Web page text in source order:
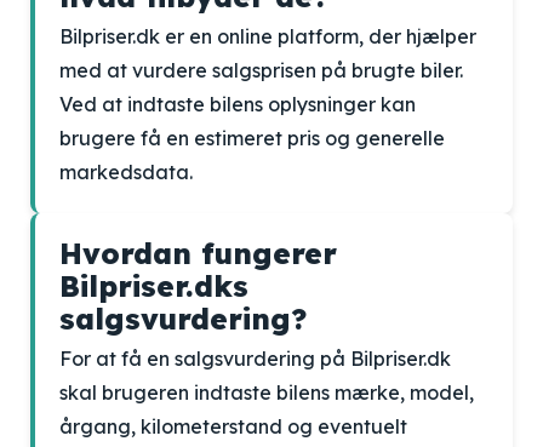
Bilpriser.dk er en online platform, der hjælper
med at vurdere salgsprisen på brugte biler.
Ved at indtaste bilens oplysninger kan
brugere få en estimeret pris og generelle
markedsdata.
Hvordan fungerer
Bilpriser.dks
salgsvurdering?
For at få en salgsvurdering på Bilpriser.dk
skal brugeren indtaste bilens mærke, model,
årgang, kilometerstand og eventuelt